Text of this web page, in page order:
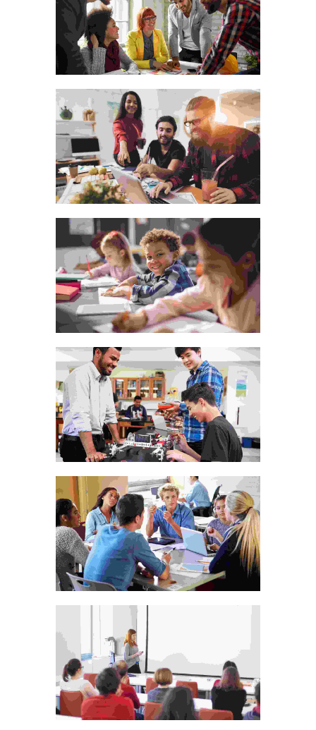
The wooden handicraft
materials
Animation
Visual Arts Portfolio
Photography
The bluish stairs of the Inn
Animation
Fusce at semper tellus
Animation
Cras tristique purus non
Photography